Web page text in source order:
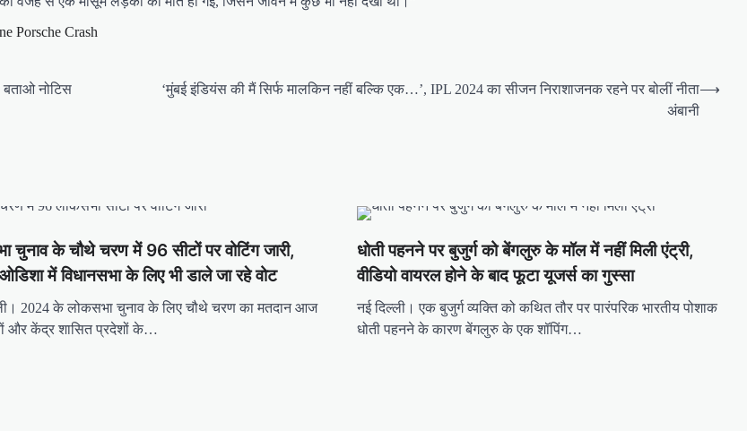
Porsche Crash
बताओ नोटिस
‘मुंबई इंडियंस की मैं सिर्फ मालकिन नहीं बल्कि एक…’, IPL 2024 का सीजन निराशाजनक रहने पर बोलीं नीता
अंबानी
⟶
चुनाव के चौथे चरण में 96 सीटों पर वोटिंग जारी,
में विधानसभा के लिए भी डाले जा रहे वोट
2024 के लोकसभा चुनाव के लिए चौथे चरण का मतदान आज
और केंद्र शासित प्रदेशों के…
धोती पहनने पर बुजुर्ग को बेंगलुरु के मॉल में नहीं मिली एंट्री,
वीडियो वायरल होने के बाद फूटा यूजर्स का गुस्सा
नई दिल्ली। एक बुजुर्ग व्यक्ति को कथित तौर पर पारंपरिक भारतीय पोशाक
धोती पहनने के कारण बेंगलुरु के एक शॉपिंग…